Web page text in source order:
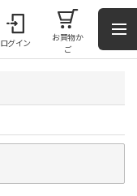
ログイン
お買物か
ご